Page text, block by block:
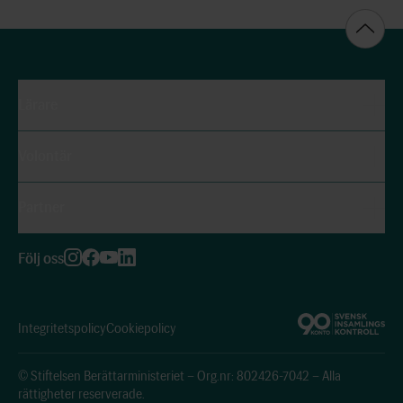
Följ oss
IntegritetspolicyCookiepolicy
© Stiftelsen Berättarministeriet – Org.nr: 802426-7042 – Alla
rättigheter reserverade.